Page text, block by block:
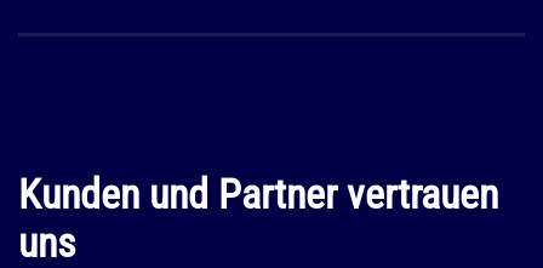
Kunden und Partner vertrauen
uns